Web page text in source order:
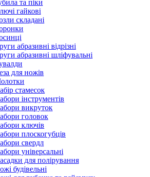
та піки
гайкові
складані
абразивні відрізні
абразивні шліфувальні
для ножів
стамесок
інструментів
викруток
головок
ключів
плоскогубців
свердл
універсальні
для полірування
будівельні